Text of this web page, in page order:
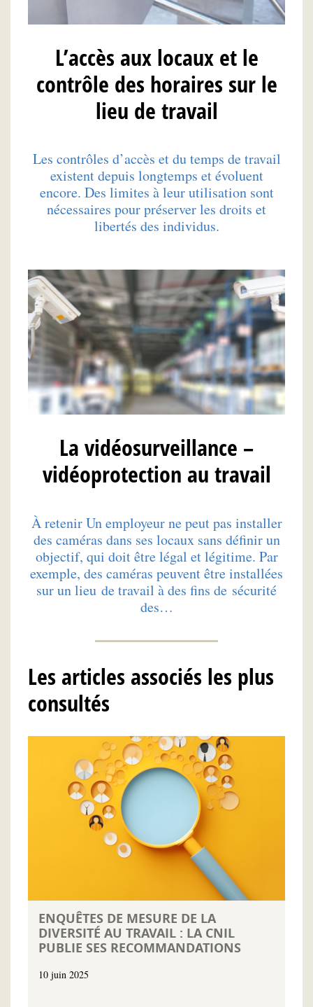
L’accès aux locaux et le
contrôle des horaires sur le
lieu de travail
Les contrôles d’accès et du temps de travail
existent depuis longtemps et évoluent
encore. Des limites à leur utilisation sont
nécessaires pour préserver les droits et
libertés des individus.
La vidéosurveillance –
vidéoprotection au travail
À retenir Un employeur ne peut pas installer
des caméras dans ses locaux sans définir un
objectif, qui doit être légal et légitime. Par
exemple, des caméras peuvent être installées
sur un lieu de travail à des fins de sécurité
des…
Les articles associés les plus
consultés
ENQUÊTES DE MESURE DE LA
DIVERSITÉ AU TRAVAIL : LA CNIL
PUBLIE SES RECOMMANDATIONS
10 juin 2025